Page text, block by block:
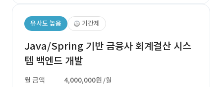
유사도 높음 기간제
Java/Spring 기반 금융사 회계결산 시스
템 백엔드 개발
월 금액 4,000,000원 /월